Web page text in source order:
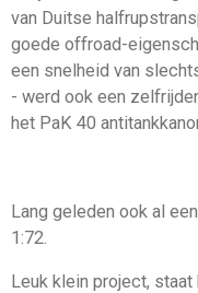
van Duitse
goede offroad-
een snelheid van
- werd ook een
het PaK 40
Lang geleden ook al
1:72.
Leuk klein project,